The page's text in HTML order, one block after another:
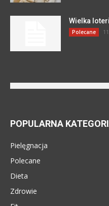
Wielka
Polecane
POPULARNA
Pielęgnacja
Polecane
Dieta
Zdrowie